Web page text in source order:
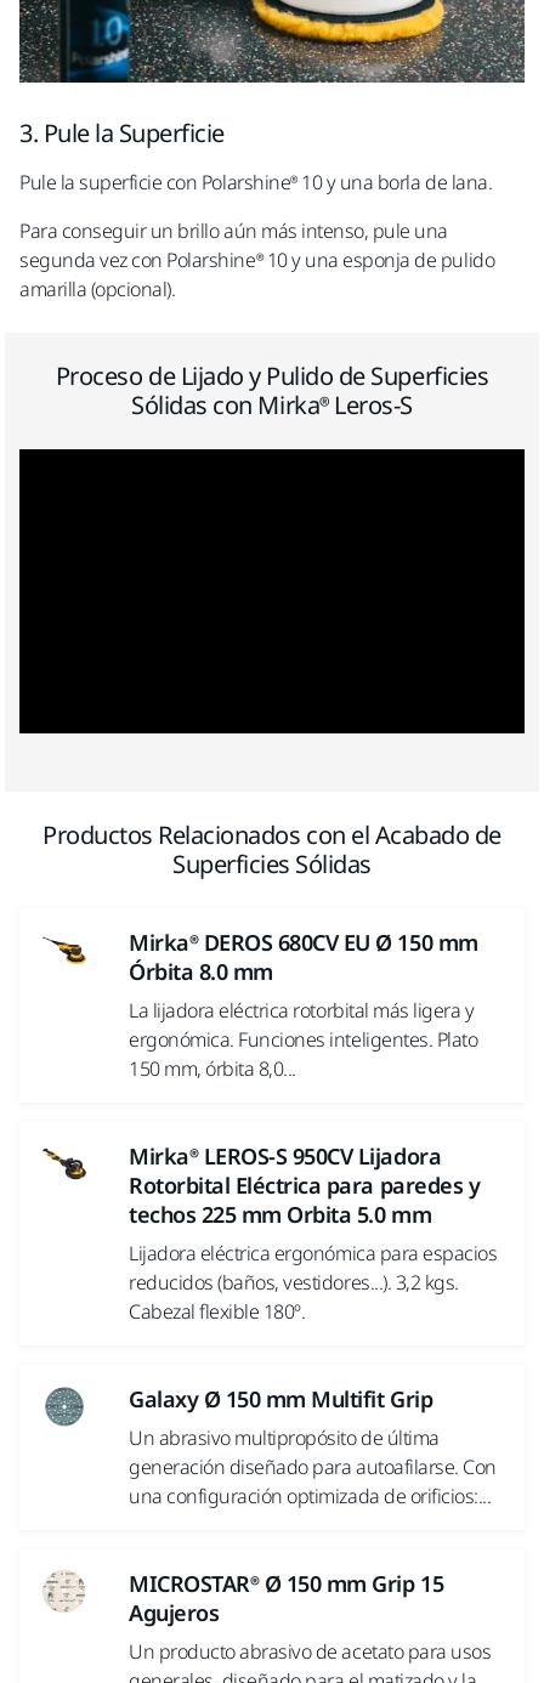
3. Pule la Superficie
Pule la superficie con Polarshine® 10 y una borla de lana.
Para conseguir un brillo aún más intenso, pule una
segunda vezcon Polarshine® 10 y una esponja de pulido
amarilla (opcional).
Proceso de Lijado y Pulido de Superficies
Sólidas con Mirka® Leros-S
Productos Relacionados con el Acabado de
Superficies Sólidas
Mirka® DEROS 680CV EU Ø 150 mm
Órbita 8.0 mm
La lijadora eléctrica rotorbital más ligera y
ergonómica. Funciones inteligentes. Plato
150 mm, órbita 8,0...
Mirka® LEROS-S 950CV Lijadora
Rotorbital Eléctrica para paredes y
techos 225 mm Orbita 5.0 mm
Lijadora eléctrica ergonómica para espacios
reducidos (baños, vestidores...). 3,2 kgs.
Cabezal flexible 180º.
Galaxy Ø 150 mm Multifit Grip
Un abrasivo multipropósito de última
generación diseñado para autoafilarse. Con
una configuración optimizada de orificios:...
MICROSTAR® Ø 150 mm Grip 15
Agujeros
Un producto abrasivo de acetato para usos